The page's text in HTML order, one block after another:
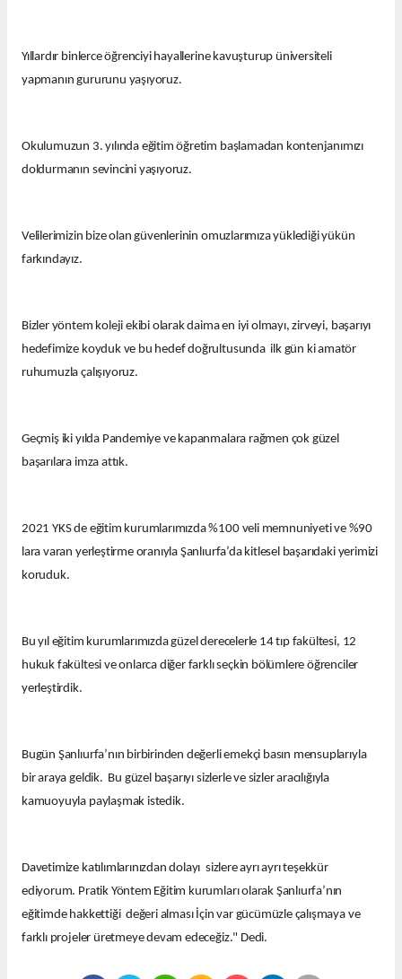
Yıllardır binlerce öğrenciyi hayallerine kavuşturup üniversiteli
yapmanın gururunu yaşıyoruz.
Okulumuzun 3. yılında eğitim öğretim başlamadan kontenjanımızı
doldurmanın sevincini yaşıyoruz.
Velilerimizin bize olan güvenlerinin omuzlarımıza yüklediği yükün
farkındayız.
Bizler yöntem koleji ekibi olarak daima en iyi olmayı, zirveyi, başarıyı
hedefimize koyduk ve bu hedef doğrultusunda ilk gün ki amatör
ruhumuzla çalışıyoruz.
Geçmiş iki yılda Pandemiye ve kapanmalara rağmen çok güzel
başarılara imza attık.
2021 YKS de eğitim kurumlarımızda %100 veli memnuniyeti ve %90
lara varan yerleştirme oranıyla Şanlıurfa’da kitlesel başarıdaki yerimizi
koruduk.
Bu yıl eğitim kurumlarımızda güzel derecelerle 14 tıp fakültesi, 12
hukuk fakültesi ve onlarca diğer farklı seçkin bölümlere öğrenciler
yerleştirdik.
Bugün Şanlıurfa’nın birbirinden değerli emekçi basın mensuplarıyla
bir araya geldik. Bu güzel başarıyı sizlerle ve sizler aracılığıyla
kamuoyuyla paylaşmak istedik.
Davetimize katılımlarınızdan dolayı sizlere ayrı ayrı teşekkür
ediyorum. Pratik Yöntem Eğitim kurumları olarak Şanlıurfa’nın
eğitimde hakkettiği değeri alması İçin var gücümüzle çalışmaya ve
farklı projeler üretmeye devam edeceğiz." Dedi.